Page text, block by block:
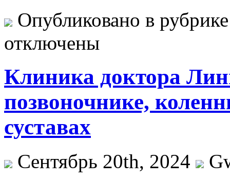
Опубликовано в
отключены
Клиника доктора
позвоночнике,
суставах
Сентябрь 20th, 2024